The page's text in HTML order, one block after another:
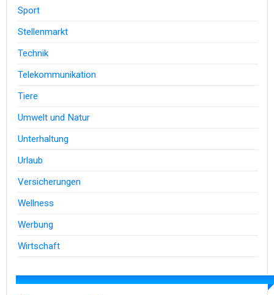
Sport
Stellenmarkt
Technik
Telekommunikation
Tiere
Umwelt und Natur
Unterhaltung
Urlaub
Versicherungen
Wellness
Werbung
Wirtschaft